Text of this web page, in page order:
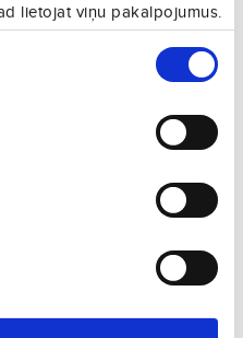
lietojat viņu pakalpojumus.
€114
€118
€119
Vienā virzienā
€130
Vienā virzienā
Vienā virzienā
Vienā virzienā